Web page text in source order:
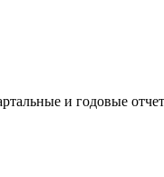
и годовые